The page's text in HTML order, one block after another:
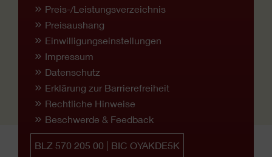
Preis-/Leistungsverzeichnis
Preisaushang
Einwilligungseinstellungen
Impressum
Datenschutz
Erklärung zur Barrierefreiheit
Rechtliche Hinweise
Beschwerde & Feedback
BLZ 570 205 00 | BIC OYAKDE5K